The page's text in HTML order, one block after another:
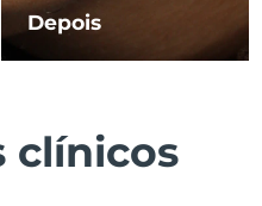
Depois
clínicos
Entrega prevista
Entrega prevista